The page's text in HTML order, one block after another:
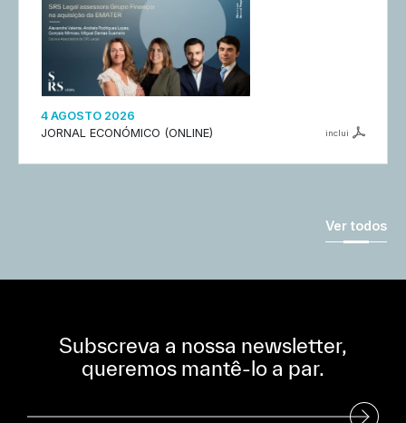
4 AGOSTO 2026
JORNAL ECONÓMICO (ONLINE)
inclui
Ver todos
Subscreva a nossa newsletter,
queremos mantê-lo a par.
Subscreva a nossa Newsletter